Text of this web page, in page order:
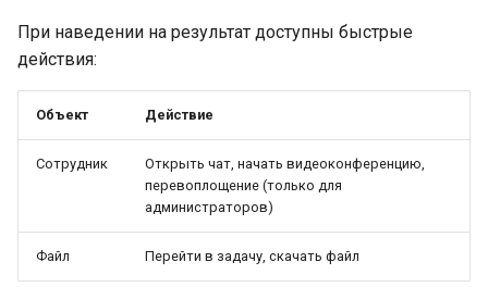
При наведении на результат доступны быстрые
действия:
Объект Действие
Сотрудник
Открыть чат, начать видеоконференцию,
перевоплощение (только для
администраторов)
Файл Перейти в задачу, скачать файл